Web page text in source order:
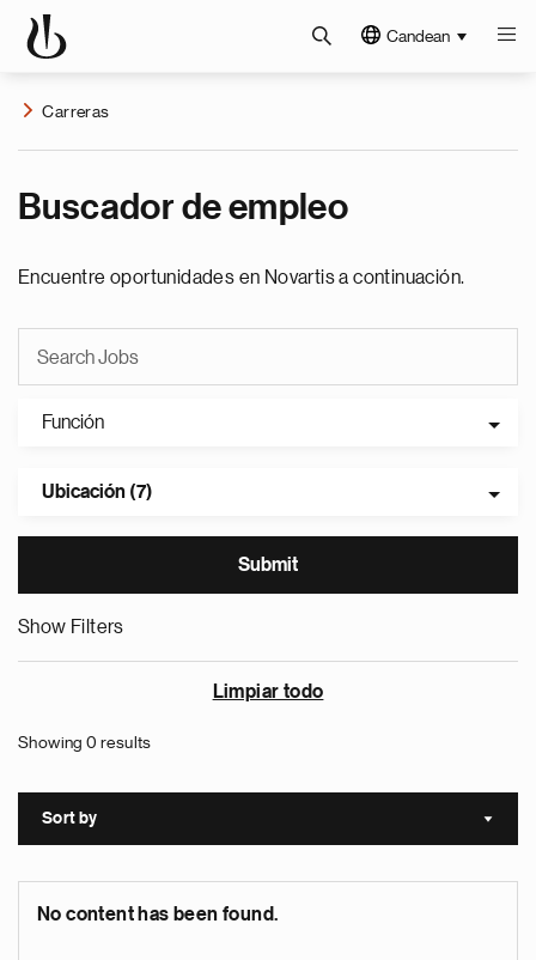
Candean
Carreras
Buscador de empleo
Encuentre oportunidades en Novartis a continuación.
Función
Ubicación (7)
Show Filters
Limpiar todo
Showing 0 results
Sort by Sort
No content has been found.